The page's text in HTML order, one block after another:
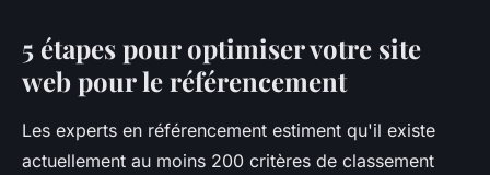
5 étapes pour optimiser votre site
web pour le référencement
Les experts en référencement estiment qu'il existe
actuellement au moins 200 critères de classement